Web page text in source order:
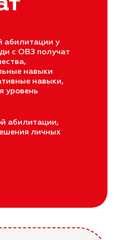
абилитации у
с ОВЗ получат
навыки
навыки,
уровень
абилитации,
личных